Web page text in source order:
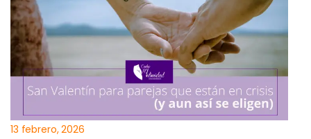
13 febrero, 2026